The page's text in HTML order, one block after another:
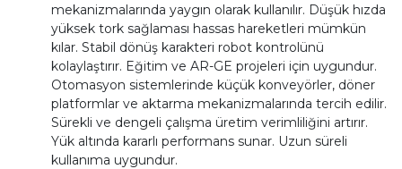
mekanizmalarında yaygın olarak kullanılır. Düşük hızda
yüksek tork sağlaması hassas hareketleri mümkün
kılar. Stabil dönüş karakteri robot kontrolünü
kolaylaştırır. Eğitim ve AR-GE projeleri için uygundur.
Otomasyon sistemlerinde küçük konveyörler, döner
platformlar ve aktarma mekanizmalarında tercih edilir.
Sürekli ve dengeli çalışma üretim verimliliğini artırır.
Yük altında kararlı performans sunar. Uzun süreli
kullanıma uygundur.